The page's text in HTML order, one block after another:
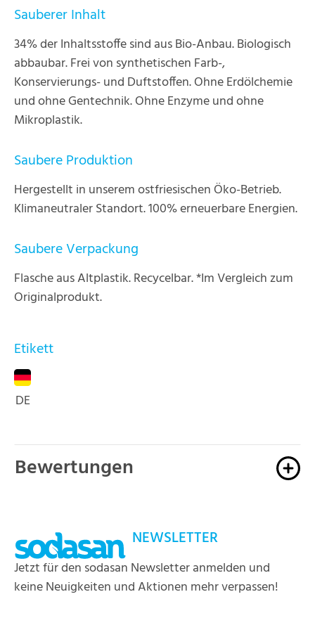
Sauberer Inhalt
34% der Inhaltsstoffe sind aus Bio-Anbau. Biologisch
abbaubar. Frei von synthetischen Farb-,
Konservierungs- und Duftstoffen. Ohne Erdölchemie
und ohne Gentechnik. Ohne Enzyme und ohne
Mikroplastik.
Saubere Produktion
Hergestellt in unserem ostfriesischen Öko-Betrieb.
Klimaneutraler Standort. 100% erneuerbare Energien.
Saubere Verpackung
Flasche aus Altplastik. Recycelbar. *Im Vergleich zum
Originalprodukt.
Etikett
DE
Bewertungen
NEWSLETTER
Jetzt für den sodasan Newsletter anmelden und
keine Neuigkeiten und Aktionen mehr verpassen!